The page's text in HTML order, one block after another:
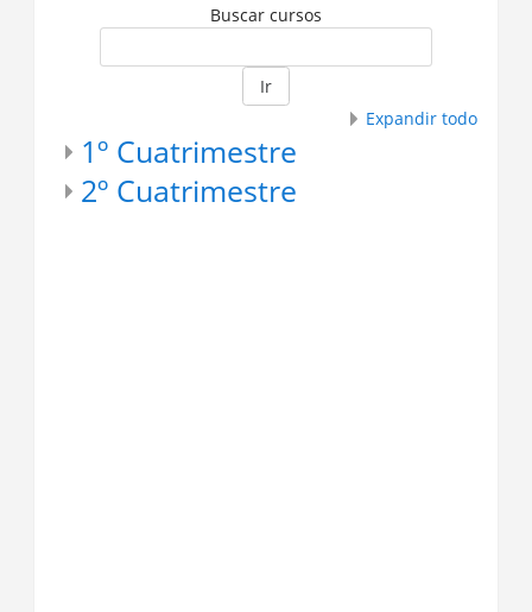
Buscar cursos
Ir
Expandir todo
1º Cuatrimestre
2º Cuatrimestre